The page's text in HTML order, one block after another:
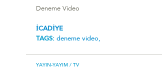
Deneme Video
İCADİYE
TAGS: deneme video,
YAYIN-YAYIM / TV